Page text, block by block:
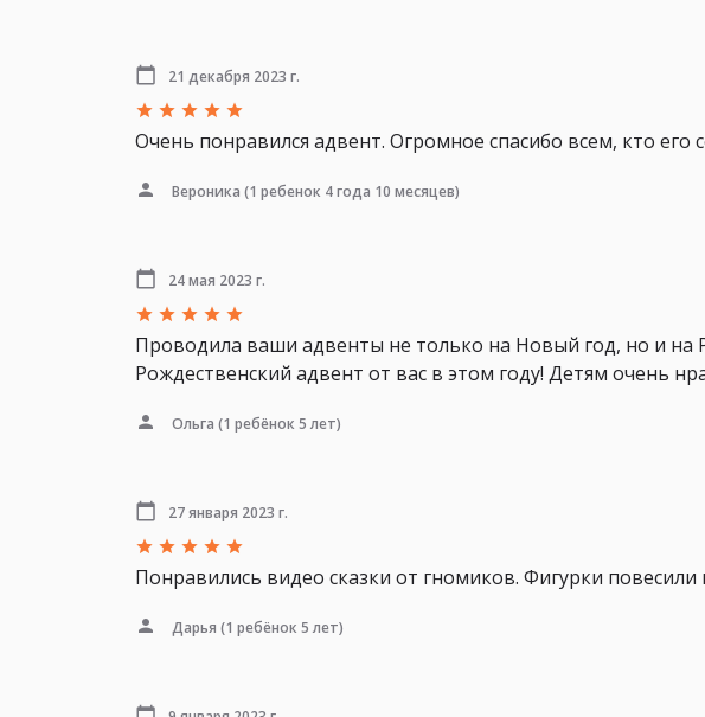
21 декабря 2023 г.
Очень понравился адвент. Огромное спасибо всем, кто его
Вероника (1 ребенок 4 года 10 месяцев)
24 мая 2023 г.
Проводила ваши адвенты не только на Новый год, но и
Рождественский адвент от вас в этом году! Детям очень
Ольга (1 ребёнок 5 лет)
27 января 2023 г.
Понравились видео сказки от гномиков. Фигурки повесили
Дарья (1 ребёнок 5 лет)